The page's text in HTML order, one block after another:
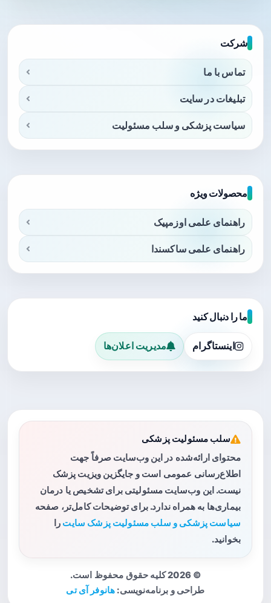
شرکت
تماس با ما
تبلیغات در سایت
سیاست پزشکی و سلب مسئولیت
محصولات ویژه
راهنمای علمی اوزمپیک
راهنمای علمی ساکسندا
ما را دنبال کنید
اینستاگرام مدیریت اعلان‌ها
سلب مسئولیت پزشکی
محتوای ارائه‌شده در این وب‌سایت صرفاً جهت
اطلاع‌رسانی عمومی است و جایگزین ویزیت پزشک
نیست. این وب‌سایت مسئولیتی برای تشخیص یا درمان
بیماری‌ها به همراه ندارد. برای توضیحات کامل‌تر، صفحه
سیاست پزشکی و سلب مسئولیت پزشک سایت را
بخوانید.
© 2026 کلیه حقوق محفوظ است.
طراحی و برنامه‌نویسی: هانوفر آی تی